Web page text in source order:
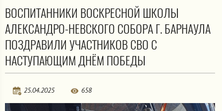
ВОСПИТАННИКИ ВОСКРЕСНОЙ ШКОЛЫ
АЛЕКСАНДРО-НЕВСКОГО СОБОРА Г. БАРНАУЛА
ПОЗДРАВИЛИ УЧАСТНИКОВ СВО С
НАСТУПАЮЩИМ ДНЁМ ПОБЕДЫ
25.04.2025 658